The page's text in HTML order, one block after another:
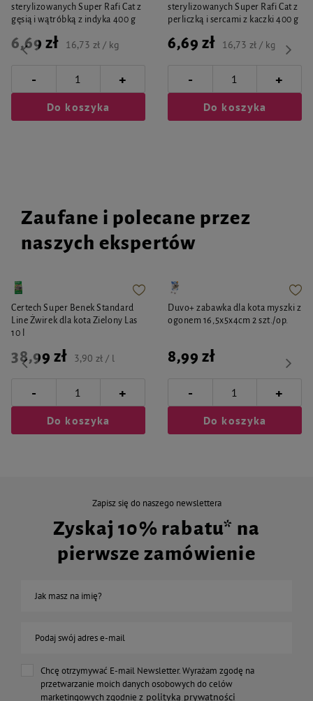
sterylizowanych Super Rafi Cat z
gęsią i wątróbką z indyka 400 g
6,69 zł 16,73 zł / kg
- +
Do koszyka
sterylizowanych Super Rafi Cat z
perliczką i sercami z kaczki 400 g
6,69 zł 16,73 zł / kg
- +
Do koszyka
Zaufane i polecane przez
naszych ekspertów
Certech Super Benek Standard
Line Żwirek dla kota Zielony Las
10 l
38,99 zł 3,90 zł / l
- +
Do koszyka
Duvo+ zabawka dla kota myszki z
ogonem 16,5x5x4cm 2 szt./op.
8,99 zł
- +
Do koszyka
Zapisz się do naszego newslettera
Zyskaj 10% rabatu* na
pierwsze zamówienie
Jak masz na imię?
Podaj swój adres e-mail
Chcę otrzymywać E-mail Newsletter. Wyrażam zgodę na
przetwarzanie moich danych osobowych do celów
marketingowych zgodnie z polityką prywatności